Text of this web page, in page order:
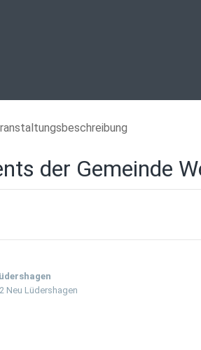
der Gemeinde
Neu Lüdershagen